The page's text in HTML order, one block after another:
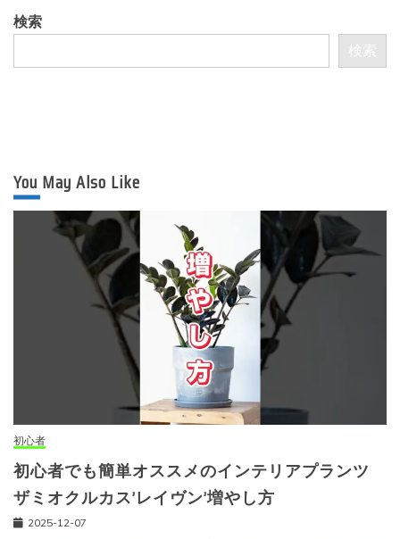
検索
検索
You May Also Like
初心者
初心者でも簡単オススメのインテリアプランツ
ザミオクルカス’レイヴン’増やし方
2025-12-07